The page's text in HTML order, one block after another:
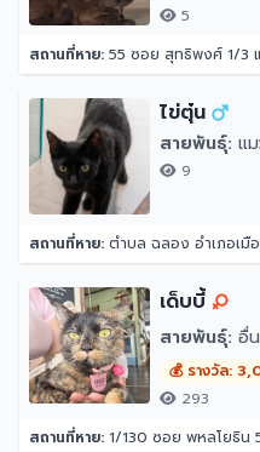
5
สถานที่หาย: 55 ซอย สุทธิพงศ์ 1/3 แขวง
ไข่ตุ๋น
สายพันธุ์: แ
9
สถานที่หาย: ตำบล ฉลอง อำเภอเมืองภู
เด็บบี้
สายพันธุ์: อื่
💰 รางวัล:
293
สถานที่หาย: 1/130 ซอย พหลโยธิน 54/2 แ